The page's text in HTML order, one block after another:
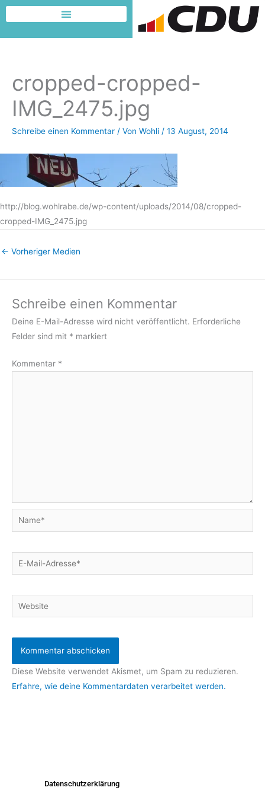
Zum
Inhalt
springen
cropped-cropped-
IMG_2475.jpg
Schreibe einen Kommentar / Von Wohli / 13 August, 2014
http://blog.wohlrabe.de/wp-content/uploads/2014/08/cropped-
cropped-IMG_2475.jpg
← Vorheriger Medien
Schreibe einen Kommentar
Deine E-Mail-Adresse wird nicht veröffentlicht. Erforderliche
Felder sind mit * markiert
Kommentar *
Name*
E-
Mail-
Website
Diese Website verwendet Akismet, um Spam zu reduzieren.
Erfahre, wie deine Kommentardaten verarbeitet werden.
Datenschutzerklärung